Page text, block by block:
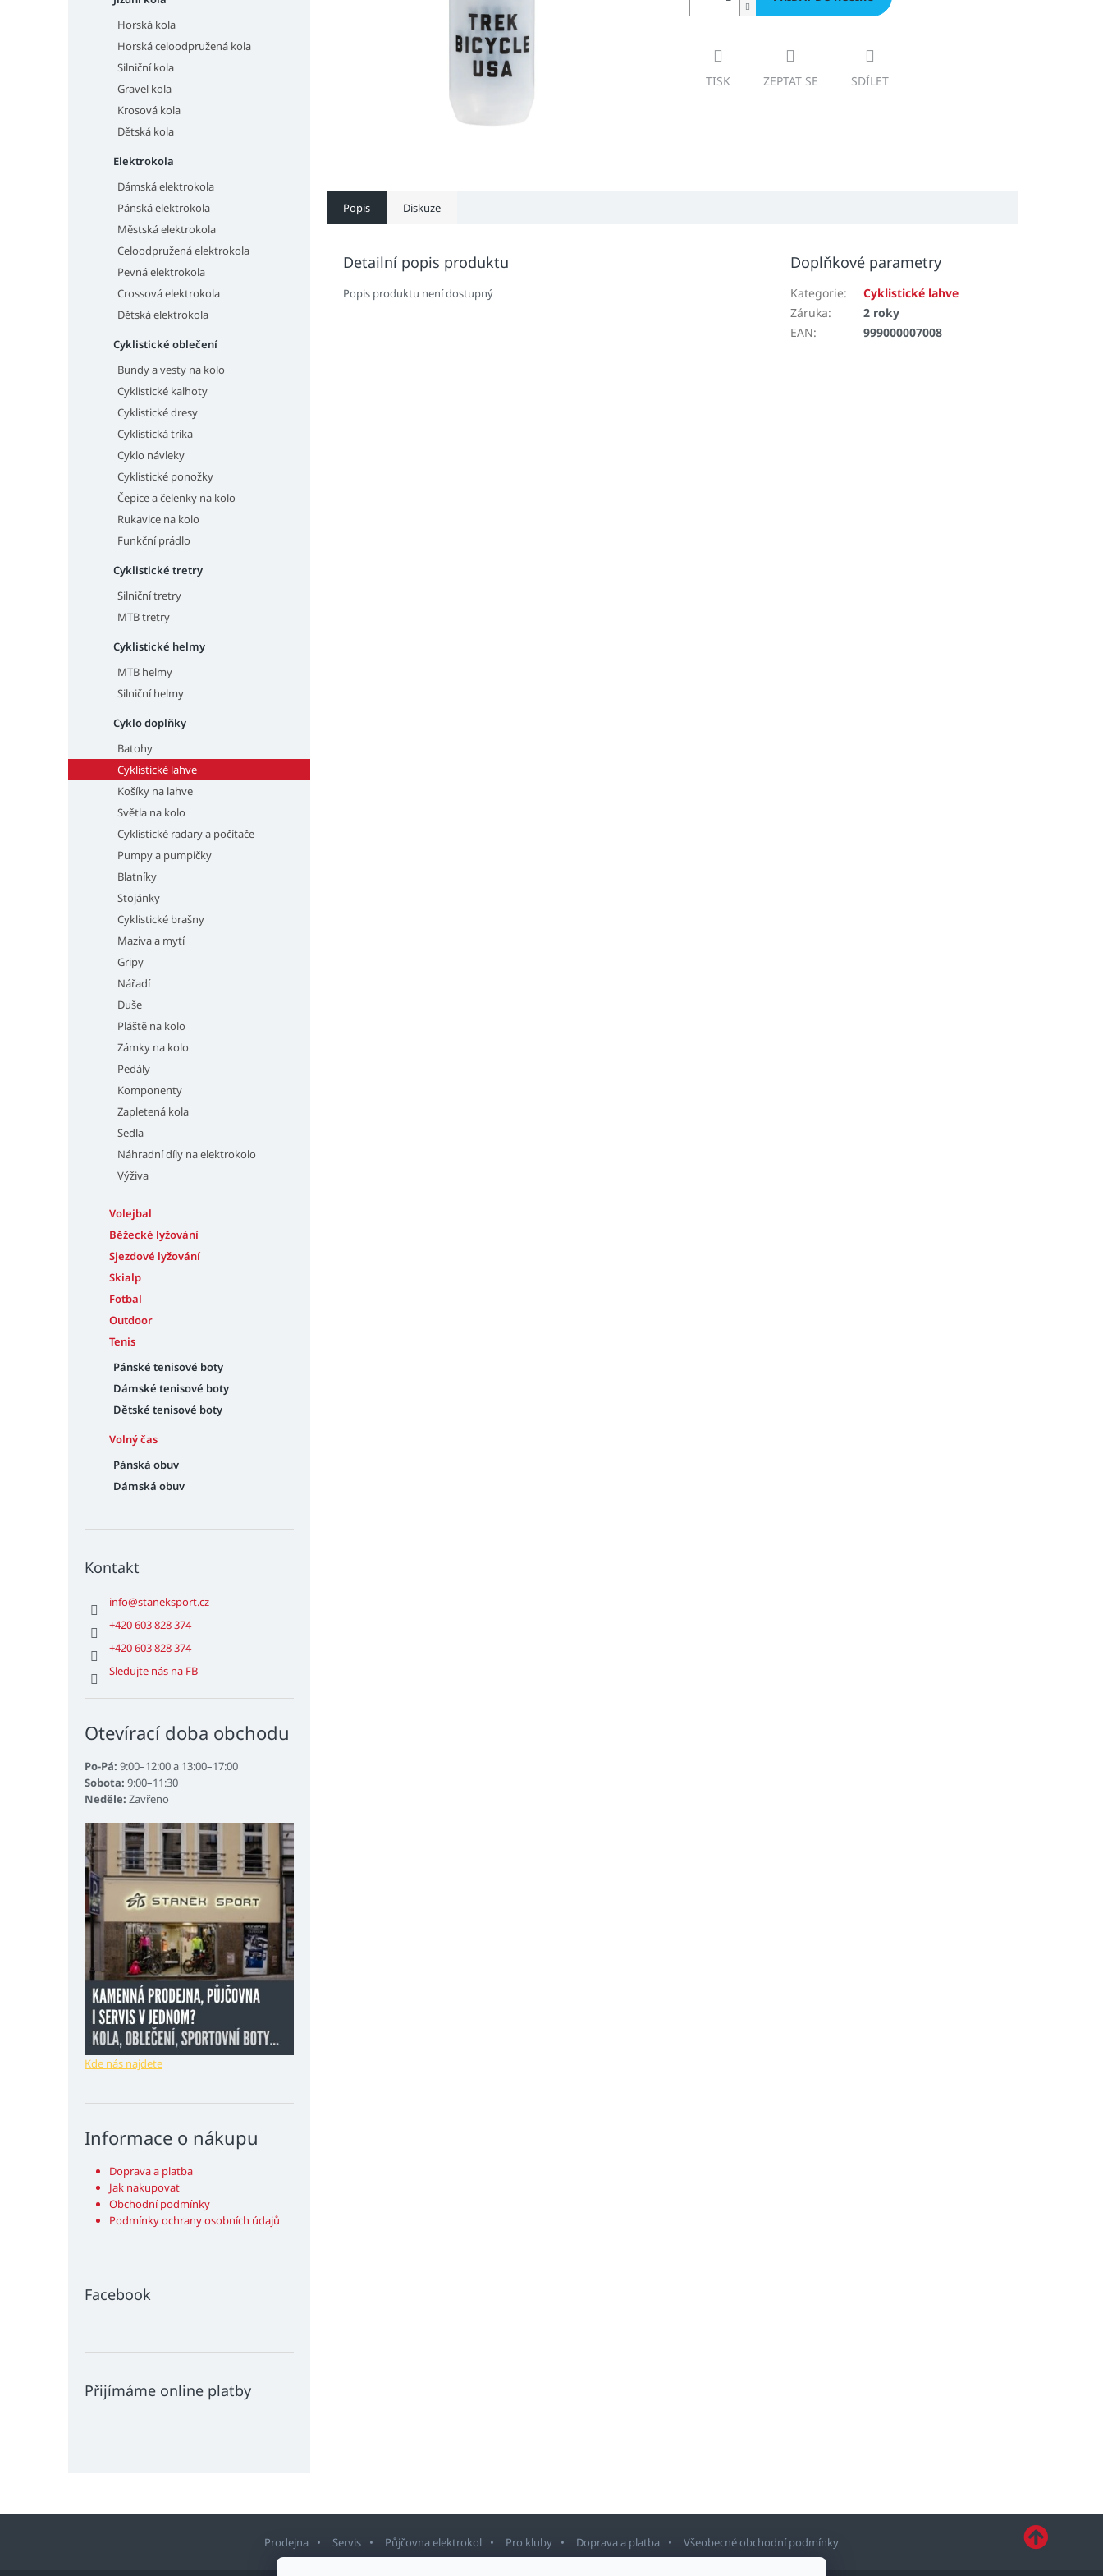
Horská kola
Horská celoodpružená kola
Silniční kola
Gravel kola
Krosová kola
Dětská kola
Elektrokola
Dámská elektrokola
Pánská elektrokola
Městská elektrokola
Celoodpružená elektrokola
Pevná elektrokola
Crossová elektrokola
Dětská elektrokola
Cyklistické oblečení
Bundy a vesty na kolo
Cyklistické kalhoty
Cyklistické dresy
Cyklistická trika
Cyklo návleky
Cyklistické ponožky
Čepice a čelenky na kolo
Rukavice na kolo
Funkční prádlo
Cyklistické tretry
Silniční tretry
MTB tretry
Cyklistické helmy
MTB helmy
Silniční helmy
Cyklo doplňky
Batohy
Cyklistické lahve
Košíky na lahve
Světla na kolo
Cyklistické radary a počítače
Pumpy a pumpičky
Blatníky
Stojánky
Cyklistické brašny
Maziva a mytí
Gripy
Nářadí
Duše
Pláště na kolo
Zámky na kolo
Pedály
Komponenty
Zapletená kola
Sedla
Náhradní díly na elektrokolo
Výživa
Volejbal
Běžecké lyžování
Sjezdové lyžování
Skialp
Fotbal
Outdoor
Tenis
Pánské tenisové boty
Dámské tenisové boty
Dětské tenisové boty
Volný čas
Pánská obuv
Dámská obuv
Kontakt
info@staneksport.cz
+420 603 828 374
+420 603 828 374
Sledujte nás na FB
Otevírací doba obchodu
Po-Pá: 9:00–12:00 a 13:00–17:00
Sobota: 9:00–11:30
Neděle: Zavřeno
Kde nás najdete
Informace o nákupu
Doprava a platba
Jak nakupovat
Obchodní podmínky
Podmínky ochrany osobních údajů
Facebook
Přijímáme online platby
TISK ZEPTAT SE SDÍLET
Popis Diskuze
Detailní popis produktu
Popis produktu není dostupný
Doplňkové parametry
Kategorie:
Cyklistické lahve
Záruka:
2 roky
EAN: 999000007008
Prodejna Servis Půjčovna elektrokol Pro kluby Doprava a platba Všeobecné obchodní podmínky